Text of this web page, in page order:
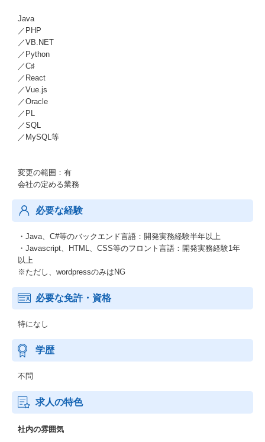
Java
／PHP
／VB.NET
／Python
／C♯
／React
／Vue.js
／Oracle
／PL
／SQL
／MySQL等
変更の範囲：有
会社の定める業務
必要な経験
・Java、C#等のバックエンド言語：開発実務経験半年以上
・Javascript、HTML、CSS等のフロント言語：開発実務経験1年
以上
※ただし、wordpressのみはNG
必要な免許・資格
特になし
学歴
不問
求人の特色
社内の雰囲気